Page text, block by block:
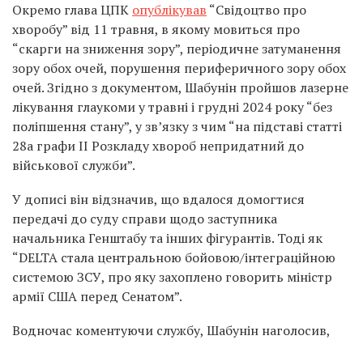
Окремо глава ЦПК опублікував “Свідоцтво про
хворобу” від 11 травня, в якому мовиться про
“скарги на зниження зору”, періодичне затуманення
зору обох очей, порушення периферичного зору обох
очей. Згідно з документом, Шабунін пройшов лазерне
лікування глаукоми у травні і грудні 2024 року “без
поліпшення стану”, у зв’язку з чим “на підставі статті
28а графи ІІ Розкладу хвороб непридатний до
військової служби”.
У дописі він відзначив, що вдалося домогтися
передачі до суду справи щодо заступника
начальника Генштабу та інших фігурантів. Тоді як
“DELTA стала центральною бойовою/інтеграційною
системою ЗСУ, про яку захоплено говорить міністр
армії США перед Сенатом”.
Водночас коментуючи службу, Шабунін наголосив,